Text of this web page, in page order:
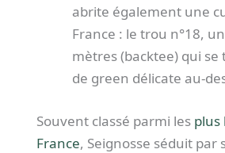
abrite également une
France : le trou n°18,
mètres (backtee) qui
de green délicate au-
Souvent classé parmi les plus
France, Seignosse séduit par